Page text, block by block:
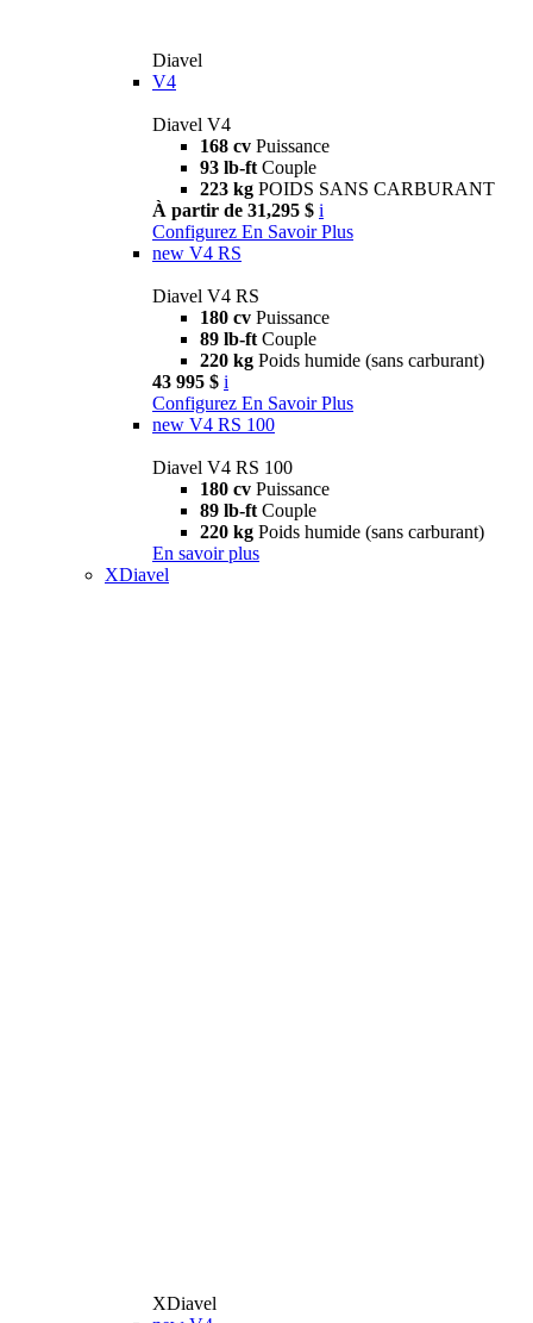
Diavel
V4
Diavel V4
168 cv Puissance
93 lb-ft Couple
223 kg POIDS SANS CARBURANT
À partir de 31,295 $ i
Configurez En Savoir Plus
new V4 RS
Diavel V4 RS
180 cv Puissance
89 lb-ft Couple
220 kg Poids humide (sans carburant)
43 995 $ i
Configurez En Savoir Plus
new V4 RS 100
Diavel V4 RS 100
180 cv Puissance
89 lb-ft Couple
220 kg Poids humide (sans carburant)
En savoir plus
XDiavel
XDiavel